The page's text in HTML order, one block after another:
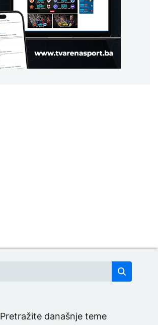
Pretražite današnje teme